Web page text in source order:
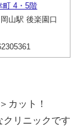
町 4・5階
山駅 後楽園口
＞カット！
クリニックです